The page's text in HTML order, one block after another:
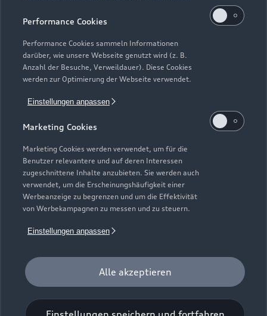
Performance Cookies
Performance Cookies sammeln Informationen
darüber, wie unsere Webseite genutzt wird (z. B.
Anzahl der Besuche, Verweildauer). Diese Cookies
werden zur Optimierung der Webseite verwendet.
Einstellungen anpassen
Marketing Cookies
Marketing Cookies werden verwendet, um für die
Benutzer relevantere und auf deren Interessen
zugeschnittene Inhalte anzubieten. Sie werden auch
verwendet, um die Erscheinungshäufigkeit einer
Werbeanzeige zu begrenzen und um die Effektivität
von Werbekampagnen zu messen und zu steuern.
Einstellungen anpassen
Alle akzeptieren
Online-Terminvereinbarung
Servicekontakt
Bordbuch & Bedienungsanleitungen
Verträge kündigen
Presse & Media Center
Datenschutz
Audi erleben
© 2026 AUDI AG. Alle Rechte vorbehalten
Impressum Rechtliches
Hinweisgebersystem
Datenschutzinformation
Cookie-Einstellungen
Cookie-Richtlinie
Barrierefreiheit
EU Data Act
Versicherungsleistungen werden durch den Audi
VersicherungsService, Zweigniederlassung der Volkswagen
Versicherungsdienst GmbH, Gifhorner Str. 57, 38112
Braunschweig, vermittelt und von der Volkswagen
Autoversicherung AG, Gifhorner Str. 57, 38112 Braunschweig,
gewerbliche Einzelabnehmer, die einen Pkw (ohne Vermietung)
erhältlich. Maßgeblich sind die Versicherungsbedingungen und
Zusatzvereinbarungen der Volkswagen Autoversicherung AG.
Ein Service der AUTOHAUSEN® AG, In der Spöck 4, 77656
Offenburg in Kooperation mit unseren Audi Partnern.